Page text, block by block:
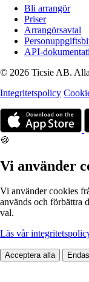
Bli arrangör
Priser
Arrangörsavtal
API-
© 2026 Ticsie AB.
Integritetspolicy
🍪
Vi använder
Vi använder cookies
används och förbättra
val.
Läs vår
Acceptera alla